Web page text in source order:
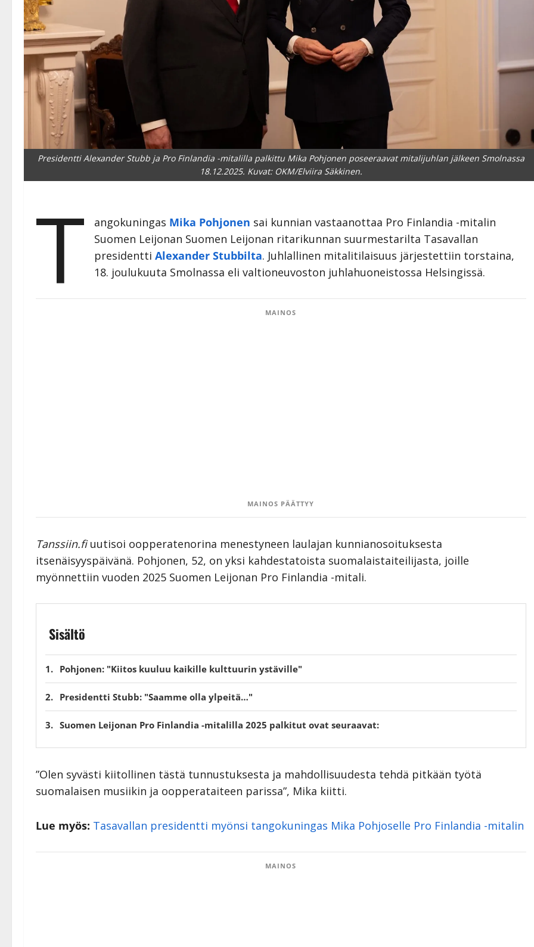
Presidentti Alexander Stubb ja Pro Finlandia -mitalilla palkittu Mika Pohjonen poseeraavat mitalijuhlan jälkeen Smolnassa
18.12.2025. Kuvat: OKM/Elviira Säkkinen.
T angokuningas Mika Pohjonen sai kunnian vastaanottaa Pro Finlandia -mitalin
Suomen Leijonan Suomen Leijonan ritarikunnan suurmestarilta Tasavallan
presidenttiAlexander Stubbilta. Juhlallinen mitalitilaisuus järjestettiin torstaina,
18. joulukuuta Smolnassa eli valtioneuvoston juhlahuoneistossa Helsingissä.
MAINOS
MAINOS PÄÄTTYY
Tanssiin.fiuutisoi oopperatenorina menestyneen laulajan kunnianosoituksesta
itsenäisyyspäivänä. Pohjonen, 52, on yksi kahdestatoista suomalaistaiteilijasta, joille
myönnettiin vuoden 2025 Suomen Leijonan Pro Finlandia -mitali.
Sisältö
Pohjonen: "Kiitos kuuluu kaikille kulttuurin ystäville"
Presidentti Stubb: "Saamme olla ylpeitä…"
Suomen Leijonan Pro Finlandia -mitalilla 2025 palkitut ovat seuraavat:
”Olen syvästi kiitollinen tästä tunnustuksesta ja mahdollisuudesta tehdä pitkään työtä
suomalaisen musiikin ja oopperataiteen parissa”, Mika kiitti.
Lue myös: Tasavallan presidentti myönsi tangokuningas Mika Pohjoselle Pro Finlandia -mitalin
MAINOS